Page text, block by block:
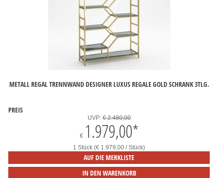
METALL REGAL TRENNWAND DESIGNER LUXUS REGALE GOLD SCHRANK 3TLG.
PREIS
UVP:€ 2.480,00
€ 1.979,00*
1 Stück (€ 1.979,00 / Stück)
AUF DIE MERKLISTE
IN DEN WARENKORB